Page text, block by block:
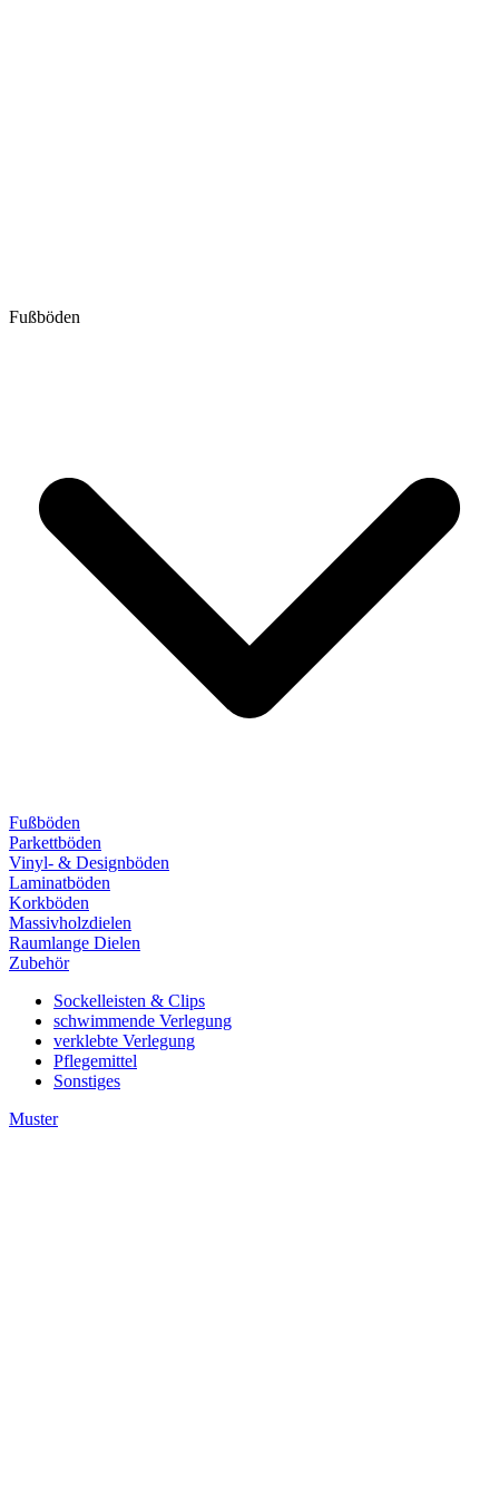
Fußböden
Fußböden
Parkettböden
Vinyl- & Designböden
Laminatböden
Korkböden
Massivholzdielen
Raumlange Dielen
Zubehör
Sockelleisten & Clips
schwimmende Verlegung
verklebte Verlegung
Pflegemittel
Sonstiges
Muster